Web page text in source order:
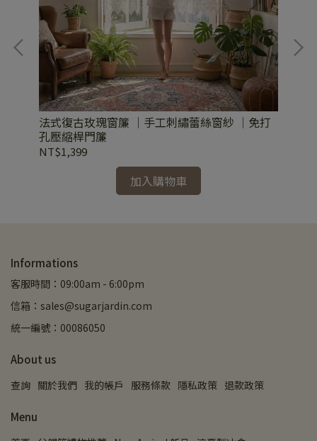
法式復古玫瑰窗簾 ｜手工刺繡蕾絲窗紗 ｜免打
孔壓縮桿門簾
NT$1,399
加入購物車
Informations
客服時間：09:00am - 6:00pm
信箱：sales@sugarjardin.com
統一編號：00086050
About us
查詢 關於我們 我的帳戶 服務條款 隱私政策 退款政策
Menu